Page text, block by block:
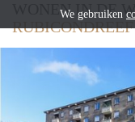
WONEN IN DE
We gebruiken